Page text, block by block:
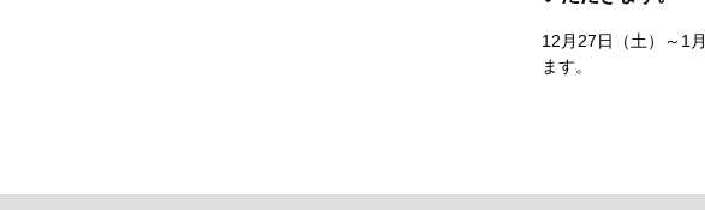
12月27日（土）～1
ます。